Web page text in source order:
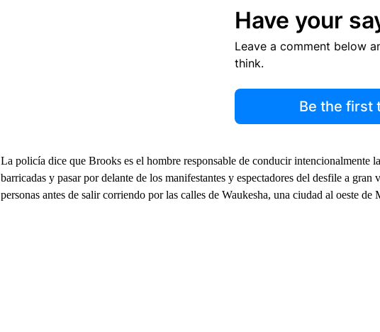
Have your
Leave a comment below
think.
Be the first
La policía dice que Brooks es el hombre responsable de conducir intencionalmente
barricadas y pasar por delante de los manifestantes y espectadores del desfile a gran
personas antes de salir corriendo por las calles de Waukesha, una ciudad al oeste de